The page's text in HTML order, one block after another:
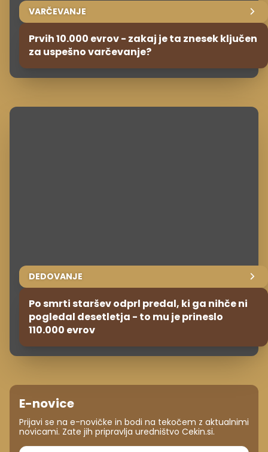
VARČEVANJE
Prvih 10.000 evrov - zakaj je ta znesek ključen
za uspešno varčevanje?
DEDOVANJE
Po smrti staršev odprl predal, ki ga nihče ni
pogledal desetletja - to mu je prineslo
110.000 evrov
E-novice
Prijavi se na e-novičke in bodi na tekočem z aktualnimi
novicami. Zate jih pripravlja uredništvo Cekin.si.